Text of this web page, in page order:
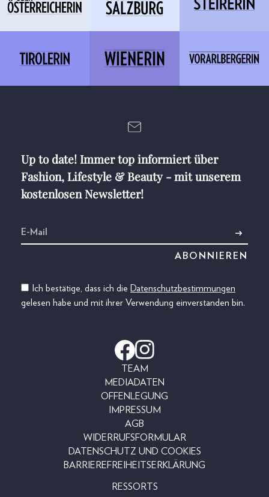
Up to date! Immer top informiert über
Fashion, Lifestyle & Beauty - mit unserem
kostenlosen Newsletter!
Ich bestätige, dass ich die Datenschutzbestimmungen
gelesen habe und mit ihrer Verwendung einverstanden bin.
TEAM
MEDIADATEN
OFFENLEGUNG
IMPRESSUM
AGB
WIDERRUFSFORMULAR
DATENSCHUTZ UND COOKIES
BARRIEREFREIHEITSERKLÄRUNG
RESSORTS